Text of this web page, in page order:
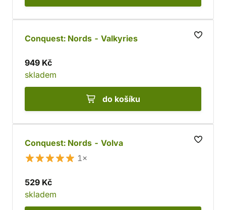
Conquest: Nords - Valkyries
949 Kč
skladem
do košíku
Conquest: Nords - Volva
1×
529 Kč
skladem